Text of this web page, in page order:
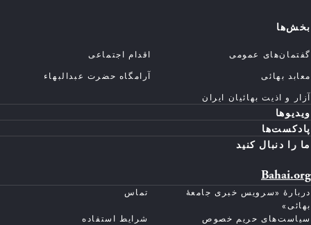
بخش‌ها
گفتمان‌های عمومی
اقدام اجتماعی
معابد بهائی
آرامگاه حضرت عبدالبهاء
آزار و اذیت بهائیان ایران
ویدیوها
پادکست‌ها
ما را دنبال کنید
Bahai.org
دربارهٔ «سرویس خبری جامعهٔ
بهائی»
تماس
سیاست‌های حریم خصوص شرایط استفاده